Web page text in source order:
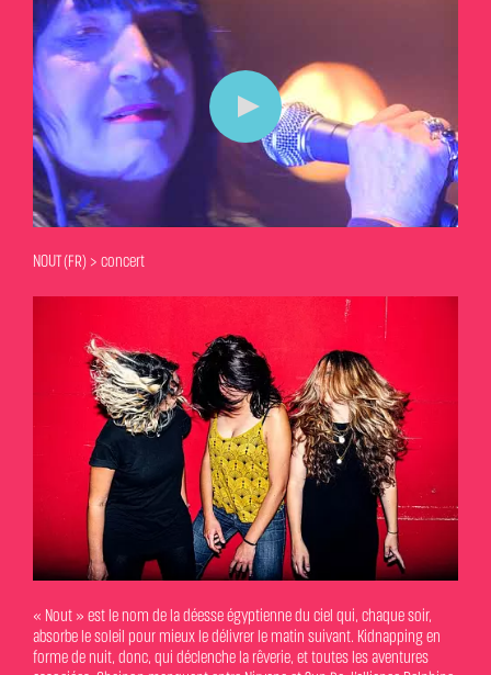
NOUT (FR) > concert
« Nout » est le nom de la déesse égyptienne du ciel qui, chaque soir,
absorbe le soleil pour mieux le délivrer le matin suivant. Kidnapping en
forme de nuit, donc, qui déclenche la rêverie, et toutes les aventures